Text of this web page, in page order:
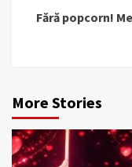
Fără popcorn!
More Stories